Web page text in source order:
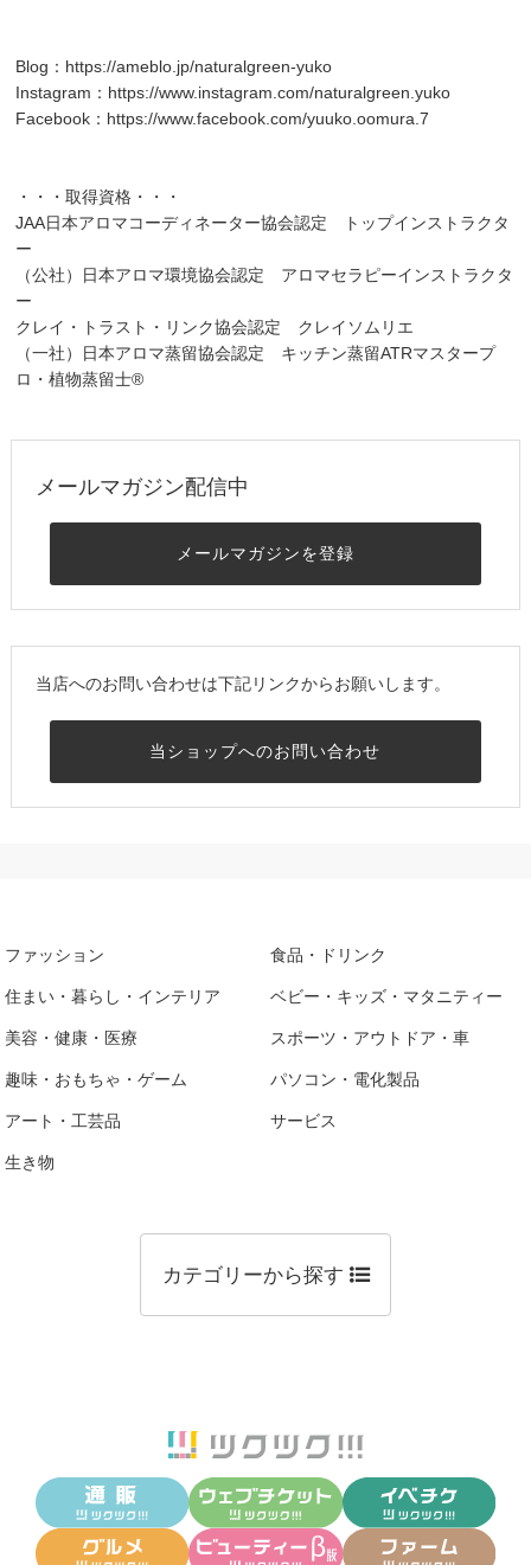
Blog： https://ameblo.jp/naturalgreen-yuko
Instagram： https://www.instagram.com/naturalgreen.yuko
Facebook： https://www.facebook.com/yuuko.oomura.7
・・・取得資格・・・
JAA日本アロマコーディネーター協会認定 トップインストラクタ
ー
（公社）日本アロマ環境協会認定 アロマセラピーインストラクタ
ー
クレイ・トラスト・リンク協会認定 クレイソムリエ
（一社）日本アロマ蒸留協会認定 キッチン蒸留ATRマスタープ
ロ・植物蒸留士®️
メールマガジン配信中
メールマガジンを登録
当店へのお問い合わせは下記リンクからお願いします。
当ショップへのお問い合わせ
ファッション 食品・ドリンク
住まい・暮らし・インテリア ベビー・キッズ・マタニティー
美容・健康・医療 スポーツ・アウトドア・車
趣味・おもちゃ・ゲーム パソコン・電化製品
アート・工芸品 サービス
生き物
カテゴリーから探す